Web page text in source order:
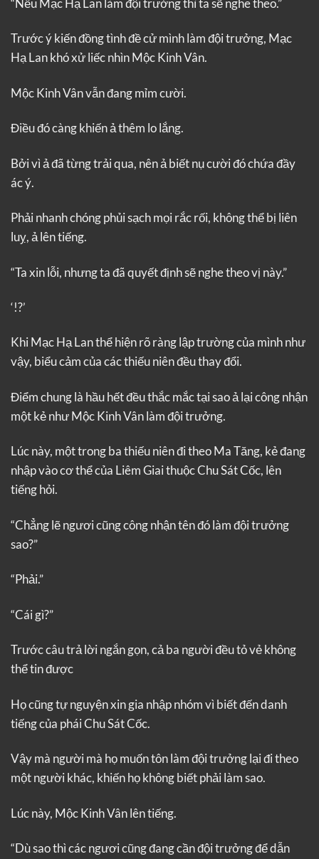
“Nếu Mạc Hạ Lan làm đội trưởng thì ta sẽ nghe theo.”
Trước ý kiến đồng tình đề cử mình làm đội trưởng, Mạc
Hạ Lan khó xử liếc nhìn Mộc Kinh Vân.
Mộc Kinh Vân vẫn đang mỉm cười.
Điều đó càng khiến ả thêm lo lắng.
Bởi vì ả đã từng trải qua, nên ả biết nụ cười đó chứa đầy
ác ý.
Phải nhanh chóng phủi sạch mọi rắc rối, không thể bị liên
luỵ, ả lên tiếng.
“Ta xin lỗi, nhưng ta đã quyết định sẽ nghe theo vị này.”
‘!?’
Khi Mạc Hạ Lan thể hiện rõ ràng lập trường của mình như
vậy, biểu cảm của các thiếu niên đều thay đổi.
Điểm chung là hầu hết đều thắc mắc tại sao ả lại công nhận
một kẻ như Mộc Kinh Vân làm đội trưởng.
Lúc này, một trong ba thiếu niên đi theo Ma Tăng, kẻ đang
nhập vào cơ thể của Liêm Giai thuộc Chu Sát Cốc, lên
tiếng hỏi.
“Chẳng lẽ ngươi cũng công nhận tên đó làm đội trưởng
sao?”
“Phải.”
“Cái gì?”
Trước câu trả lời ngắn gọn, cả ba người đều tỏ vẻ không
thể tin được
Họ cũng tự nguyện xin gia nhập nhóm vì biết đến danh
tiếng của phái Chu Sát Cốc.
Vậy mà người mà họ muốn tôn làm đội trưởng lại đi theo
một người khác, khiến họ không biết phải làm sao.
Lúc này, Mộc Kinh Vân lên tiếng.
“Dù sao thì các ngươi cũng đang cần đội trưởng để dẫn